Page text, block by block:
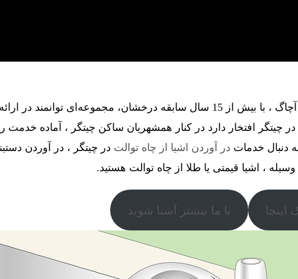
گروه فنی آذین گستر آچاگ ، با بیش از 15 سال سابقه درخشان، مجموعه‌ای
چیتگر افتخار دارد در کنار همشهریان ساکن چیتگر ، آماده خدمت
دنبال خدمات در آوردن اشیا از چاه توالت در چیتگر ، در آوردن
، اشیا قیمتی یا طلا از چاه توالت هستید.
اینجا با ما بیشتر آشنا شوید